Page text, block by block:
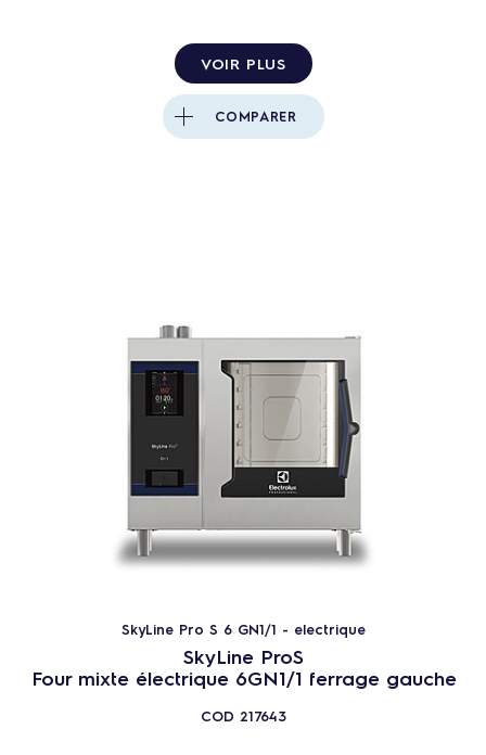
VOIR PLUS
COMPARER
SkyLine Pro S 6 GN1/1 - electrique
SkyLine ProS
Four mixte électrique 6GN1/1 ferrage gauche
COD 217643